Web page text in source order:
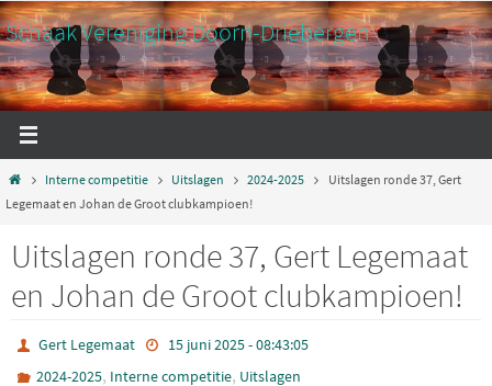
Ga
naar
de
inhoud
Schaak Vereniging Doorn-Driebergen
HomeInterne competitie Uitslagen 2024-2025
Uitslagen ronde 37, Gert
Legemaat en Johan de Groot clubkampioen!
Uitslagen ronde 37, Gert Legemaat
en Johan de Groot clubkampioen!
Gert Legemaat
15 juni 2025 - 08:43:05
2024-2025, Interne competitie, Uitslagen